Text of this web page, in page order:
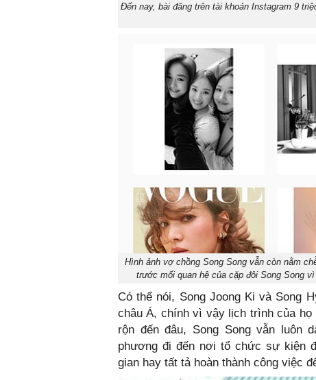
Đến nay, bài đăng trên tài khoản Instagram 9
Hình ảnh vợ chồng Song Song vẫn còn nằm
trước mối quan hệ của cặp đôi Song Song
Có thể nói, Song Joong Ki và Song
châu Á, chính vì vậy lịch trình của
rộn đến đâu, Song Song vẫn luôn
phương đi đến nơi tổ chức sự kiện
gian hay tất tả hoàn thành công việc